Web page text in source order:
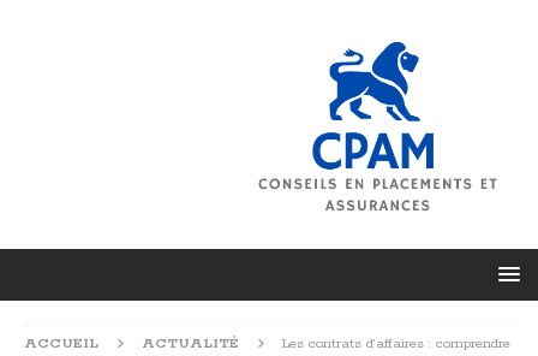
ACCUEIL ACTUALITÉ
Les contrats d’affaires : comprendre